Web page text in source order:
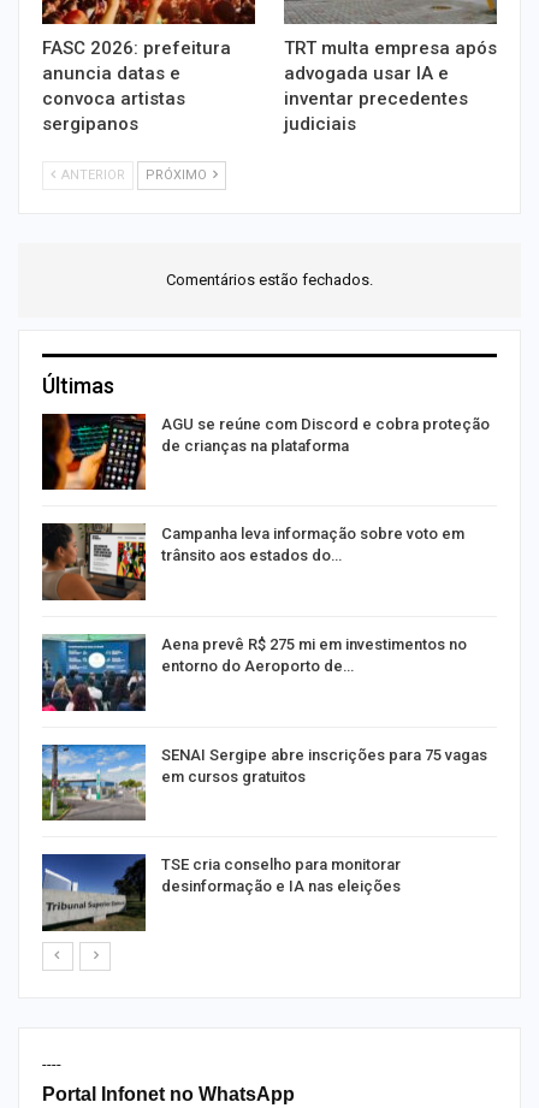
FASC 2026: prefeitura
anuncia datas e
convoca artistas
sergipanos
TRT multa empresa após
advogada usar IA e
inventar precedentes
judiciais
ANTERIOR PRÓXIMO
Comentários estão fechados.
Últimas
AGU se reúne com Discord e cobra proteção
de crianças na plataforma
Campanha leva informação sobre voto em
trânsito aos estados do…
Aena prevê R$ 275 mi em investimentos no
entorno do Aeroporto de…
SENAI Sergipe abre inscrições para 75 vagas
em cursos gratuitos
TSE cria conselho para monitorar
desinformação e IA nas eleições
----
Portal Infonet no WhatsApp